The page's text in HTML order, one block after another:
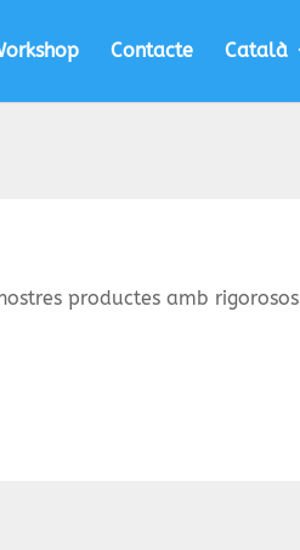
Contacte Català
productes amb rigorosos